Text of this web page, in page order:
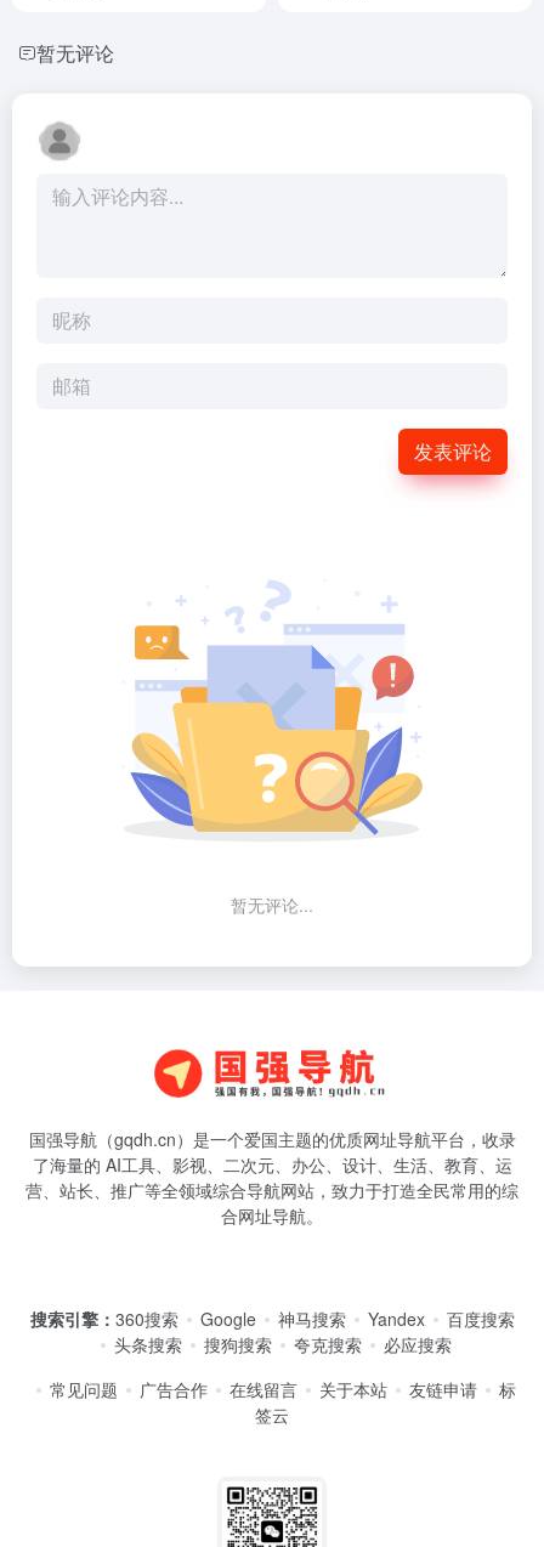
暂无评论
发表评论
暂无评论...
国强导航（gqdh.cn）是一个爱国主题的优质网址导航平台，收录
了海量的 AI工具、影视、二次元、办公、设计、生活、教育、运
营、站长、推广等全领域综合导航网站，致力于打造全民常用的综
合网址导航。
搜索引擎： 360搜索 Google 神马搜索 Yandex
百度搜索
头条搜索
搜狗搜索 夸克搜索
必应搜索
常见问题
广告合作 在线留言 关于本站 友链申请
标
签云